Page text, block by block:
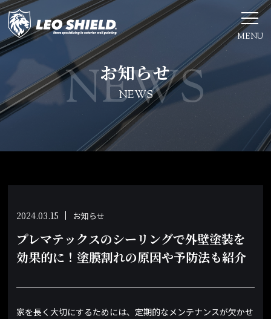
MENU
お知らせ
NEWS
2024.03.15 お知らせ
プレマテックスのシーリングで外壁塗装を
効果的に！塗膜割れの原因や予防法も紹介
家を長く大切にするためには、定期的なメンテナンスが欠かせ